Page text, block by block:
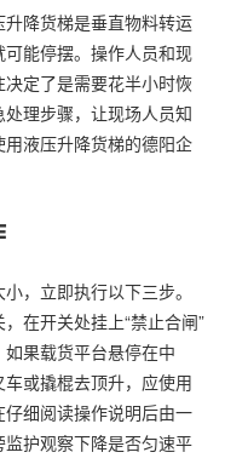
降货梯是垂直物料转运
能停摆。操作人员和现
定了是需要花半小时恢
理步骤，让现场人员知
液压升降货梯的德阳企
，立即执行以下三步。
在开关处挂上“禁止合闸”
果载货平台悬停在中
或撬棍去顶升，应使用
细阅读操作说明后由一
护观察下降是否匀速平